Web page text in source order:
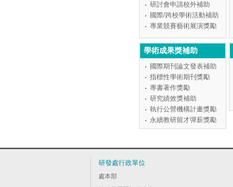
研討會申請校外補助
國際/跨校學術活動補助
專業競賽藝術展演獎勵
學術成果獎補助
國際期刊論文發表補助
指標性學術期刊獎勵
專書著作獎勵
研究績效獎補助
執行公營機構計畫獎勵
永續教研留才彈薪獎勵
研發處行政單位
處本部